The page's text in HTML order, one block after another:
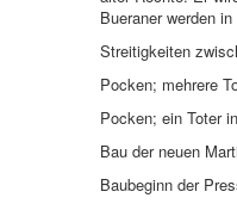
Bueraner werden
Streitigkeiten
Pocken; mehrere
Pocken; ein Toter
Bau der neuen
Baubeginn der